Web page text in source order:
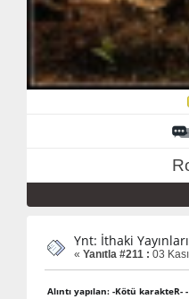
Ynt: İthaki
« Yanıtla #211 : 03
Alıntı yapılan: -Kötü karakteR-